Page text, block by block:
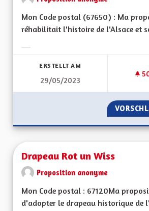
Mon Code postal (67650) : Ma
réhabilitait l'histoire de l'Alsace et
ERSTELLT AM
29/05/2023
Drapeau Rot un Wiss
Proposition anonyme
Mon Code postal : 67120Ma
d'adopter le drapeau historique de